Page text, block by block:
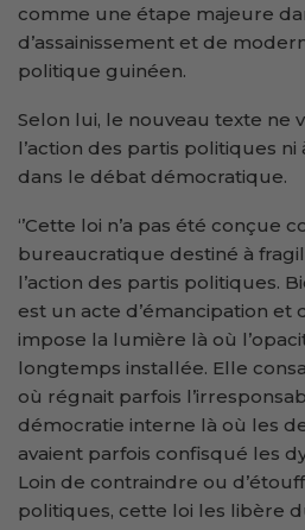
comme une étape majeure
d’assainissement et de
politique guinéen.
Selon lui, le nouveau texte ne
l’action des partis politiques
dans le débat démocratique.
‘’Cette loi n’a pas été
bureaucratique destiné à
l’action des partis politiques.
est un acte d’émancipation et
impose la lumière là où
longtemps installée. Elle
où régnait parfois
démocratie interne là où les
avaient parfois confisqué les
Loin de contraindre ou
politiques, cette loi les libère